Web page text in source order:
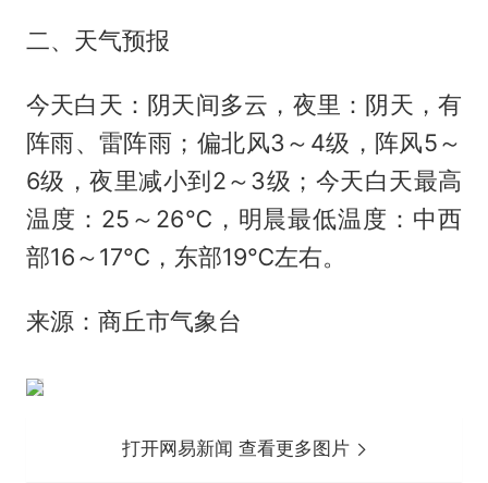
二、天气预报
今天白天：阴天间多云，夜里：阴天，有
阵雨、雷阵雨；偏北风3～4级，阵风5～
6级，夜里减小到2～3级；今天白天最高
温度：25～26℃，明晨最低温度：中西
部16～17℃，东部19℃左右。
来源：商丘市气象台
打开网易新闻 查看更多图片